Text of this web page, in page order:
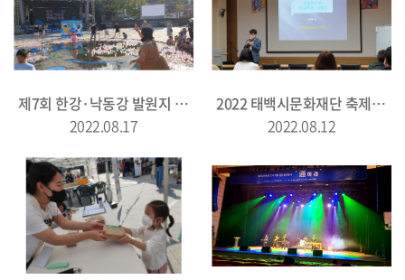
제7회 한강·낙동강 발원지 축제
2022.08.17
2022 태백시문화재단 축제아카데미
2022.08.12